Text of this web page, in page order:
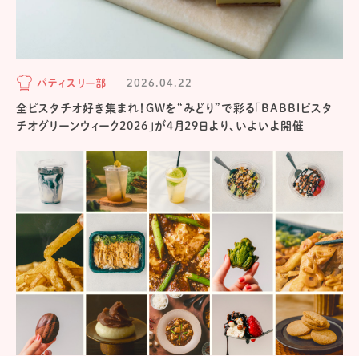
パティスリー部 2026.04.22
全ピスタチオ好き集まれ！GWを“みどり”で彩る「BABBIピスタ
チオグリーンウィーク2026」が4月29日より、いよいよ開催